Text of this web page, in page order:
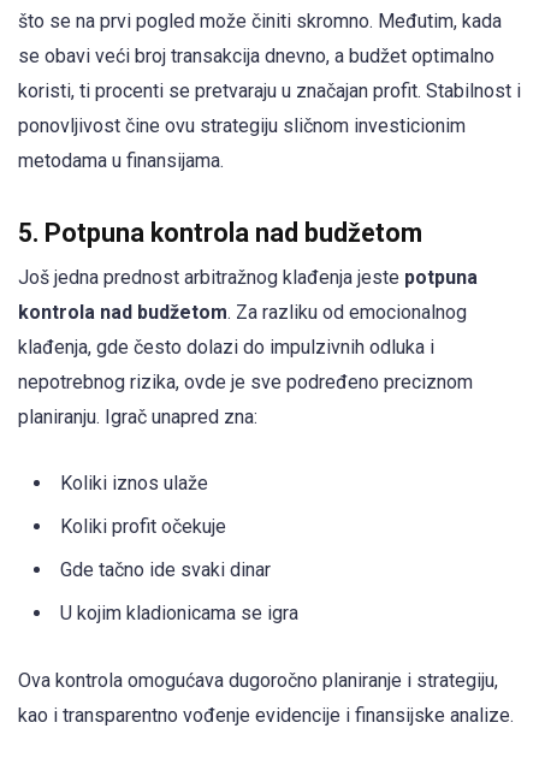
što se na prvi pogled može činiti skromno. Međutim, kada
se obavi veći broj transakcija dnevno, a budžet optimalno
koristi, ti procenti se pretvaraju u značajan profit. Stabilnost i
ponovljivost čine ovu strategiju sličnom investicionim
metodama u finansijama.
5. Potpuna kontrola nad budžetom
Još jedna prednost arbitražnog klađenja jeste potpuna
kontrola nad budžetom. Za razliku od emocionalnog
klađenja, gde često dolazi do impulzivnih odluka i
nepotrebnog rizika, ovde je sve podređeno preciznom
planiranju. Igrač unapred zna:
Koliki iznos ulaže
Koliki profit očekuje
Gde tačno ide svaki dinar
U kojim kladionicama se igra
Ova kontrola omogućava dugoročno planiranje i strategiju,
kao i transparentno vođenje evidencije i finansijske analize.